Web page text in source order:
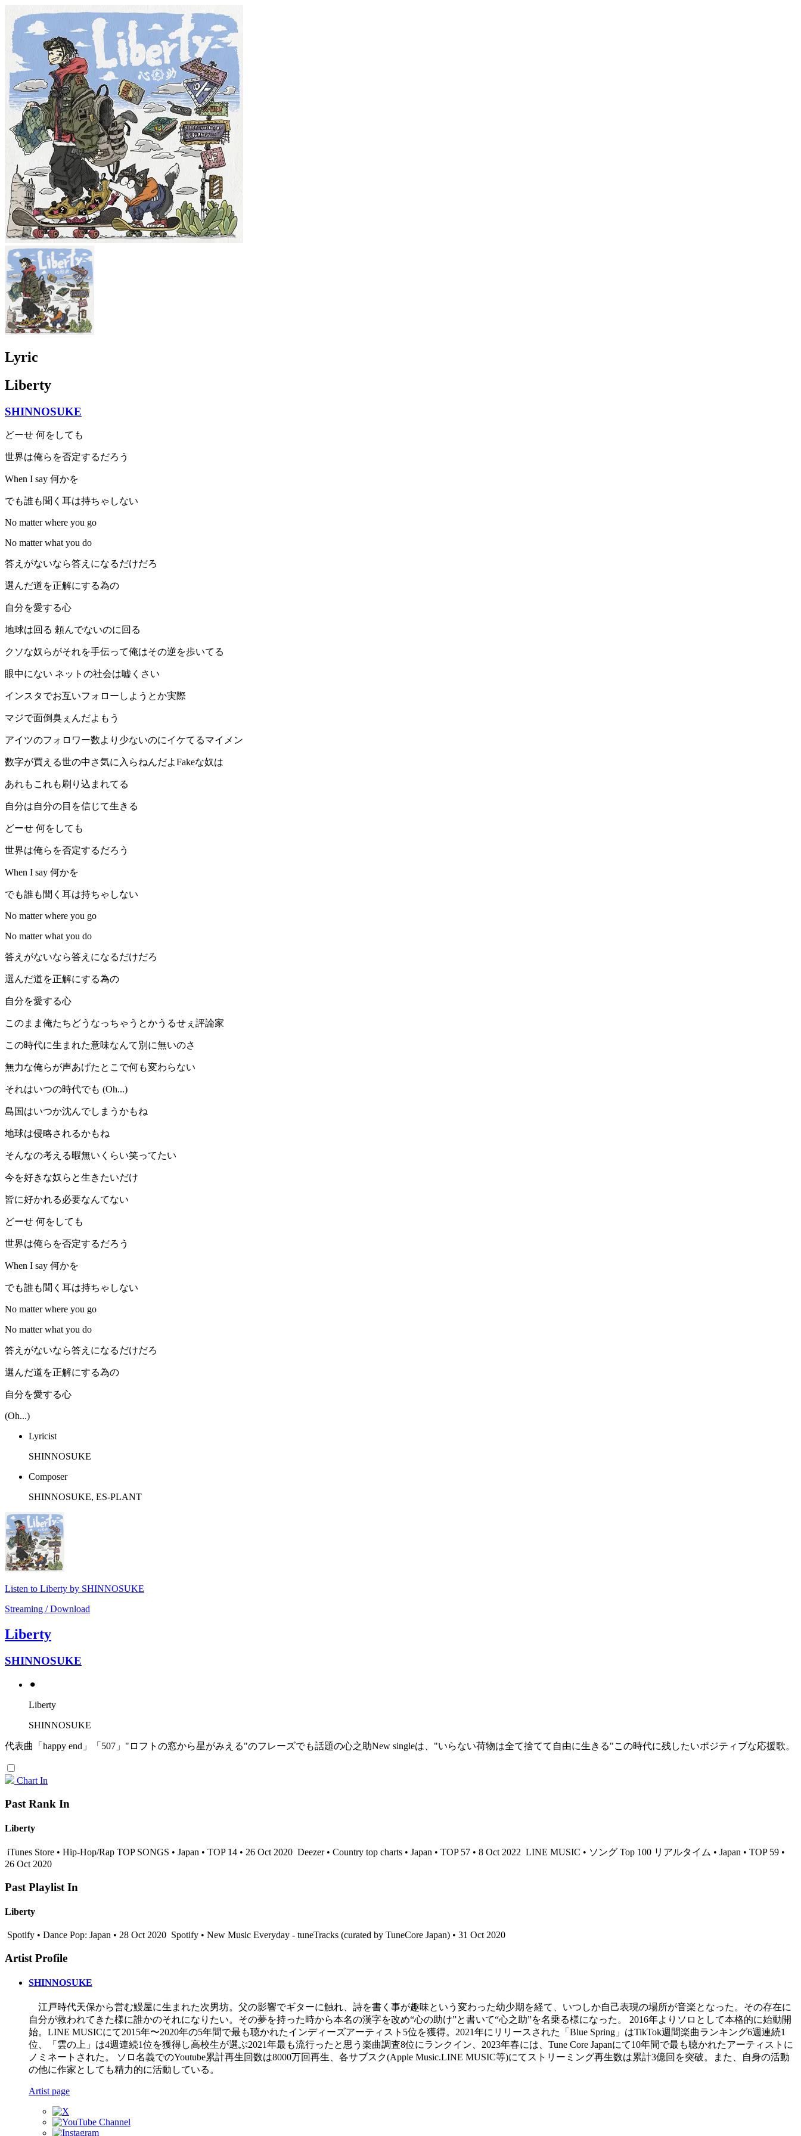
Lyric
Liberty
SHINNOSUKE
どーせ 何をしても
世界は俺らを否定するだろう
When I say 何かを
でも誰も聞く耳は持ちゃしない
No matter where you go
No matter what you do
答えがないなら答えになるだけだろ
選んだ道を正解にする為の
自分を愛する心
地球は回る 頼んでないのに回る
クソな奴らがそれを手伝って俺はその逆を歩いてる
眼中にない ネットの社会は嘘くさい
インスタでお互いフォローしようとか実際
マジで面倒臭ぇんだよもう
アイツのフォロワー数より少ないのにイケてるマイメン
数字が買える世の中さ気に入らねんだよFakeな奴は
あれもこれも刷り込まれてる
自分は自分の目を信じて生きる
どーせ 何をしても
世界は俺らを否定するだろう
When I say 何かを
でも誰も聞く耳は持ちゃしない
No matter where you go
No matter what you do
答えがないなら答えになるだけだろ
選んだ道を正解にする為の
自分を愛する心
このまま俺たちどうなっちゃうとかうるせぇ評論家
この時代に生まれた意味なんて別に無いのさ
無力な俺らが声あげたとこで何も変わらない
それはいつの時代でも (Oh...)
島国はいつか沈んでしまうかもね
地球は侵略されるかもね
そんなの考える暇無いくらい笑ってたい
今を好きな奴らと生きたいだけ
皆に好かれる必要なんてない
どーせ 何をしても
世界は俺らを否定するだろう
When I say 何かを
でも誰も聞く耳は持ちゃしない
No matter where you go
No matter what you do
答えがないなら答えになるだけだろ
選んだ道を正解にする為の
自分を愛する心
(Oh...)
Lyricist
SHINNOSUKE
Composer
SHINNOSUKE, ES-PLANT
Listen to Liberty by SHINNOSUKE
Streaming / Download
Liberty
SHINNOSUKE
⚫︎
Liberty
SHINNOSUKE
代表曲「happy end」「507」"ロフトの窓から星がみえる"のフレーズでも話題の心之助New singleは、"いらない荷物は全て捨てて自由に生きる"この時代に残したいポジティブな応援歌。
Chart In
Past Rank In
Liberty
iTunes Store • Hip-Hop/Rap TOP SONGS • Japan • TOP 14 • 26 Oct 2020 Deezer • Country top charts • Japan • TOP 57 • 8 Oct 2022 LINE MUSIC • ソング Top 100 リアルタイム • Japan • TOP 59 •
26 Oct 2020
Past Playlist In
Liberty
Spotify • Dance Pop: Japan • 28 Oct 2020 Spotify • New Music Everyday - tuneTracks (curated by TuneCore Japan) • 31 Oct 2020
Artist Profile
SHINNOSUKE
江戸時代天保から営む鰻屋に生まれた次男坊。父の影響でギターに触れ、詩を書く事が趣味という変わった幼少期を経て、いつしか自己表現の場所が音楽となった。その存在に
自分が救われてきた様に誰かのそれになりたい。その夢を持った時から本名の漢字を改め“心の助け”と書いて“心之助”を名乗る様になった。 2016年よりソロとして本格的に始動開
始。LINE MUSICにて2015年〜2020年の5年間で最も聴かれたインディーズアーティスト5位を獲得。2021年にリリースされた「Blue Spring」はTikTok週間楽曲ランキング6週連続1
位、「雲の上」は4週連続1位を獲得し高校生が選ぶ2021年最も流行ったと思う楽曲調査8位にランクイン、2023年春には、Tune Core Japanにて10年間で最も聴かれたアーティストに
ノミネートされた。 ソロ名義でのYoutube累計再生回数は8000万回再生、各サブスク(Apple Music.LINE MUSIC等)にてストリーミング再生数は累計3億回を突破。また、自身の活動
の他に作家としても精力的に活動している。
Artist page